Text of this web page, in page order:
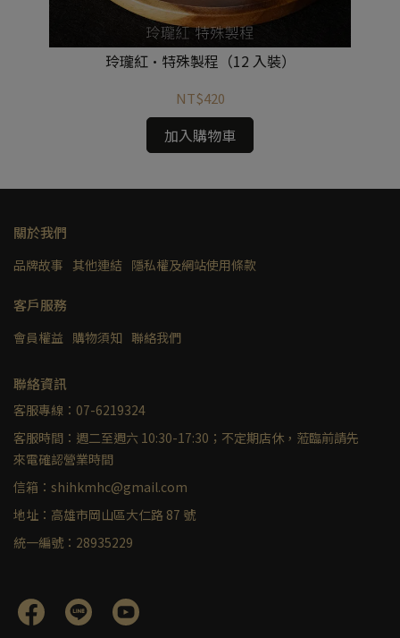
玲瓏紅·特殊製程（12 入裝）
NT$420
加入購物車
關於我們
品牌故事 其他連結 隱私權及網站使用條款
客戶服務
會員權益 購物須知 聯絡我們
聯絡資訊
客服專線：07-6219324
客服時間：週二至週六 10:30-17:30；不定期店休，蒞臨前請先
來電確認營業時間
信箱：shihkmhc@gmail.com
地址：高雄市岡山區大仁路 87 號
統一編號：28935229